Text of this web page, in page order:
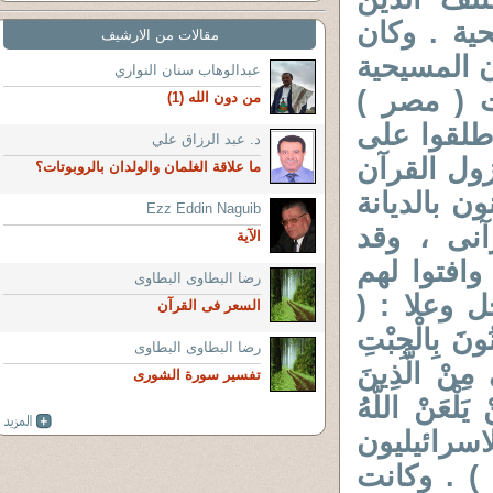
. وكان
المسيحية
( مصر )
على
القرآن
بالديانة
، وقد
لهم
وعلا : (
بِالْجِبْتِ
مِنْ الَّذِينَ
وَمَنْ يَلْعَنْ اللَّهُ
الاسرائيليون
) . وكانت
مقالات من الارشيف
عبدالوهاب سنان النواري
من دون الله (1)
د. عبد الرزاق علي
ما علاقة الغلمان والولدان بالروبوتات؟
Ezz Eddin Naguib
الآية
رضا البطاوى البطاوى
السعر فى القرآن
رضا البطاوى البطاوى
تفسير سورة الشورى